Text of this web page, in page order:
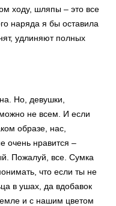
ходу, шляпы – это все
наряда я бы оставила
удлиняют полных
Но, девушки,
не всем. И если
образе, нас,
очень нравится –
Пожалуй, все. Сумка
что если ты не
в ушах, да вдобавок
и с нашим цветом